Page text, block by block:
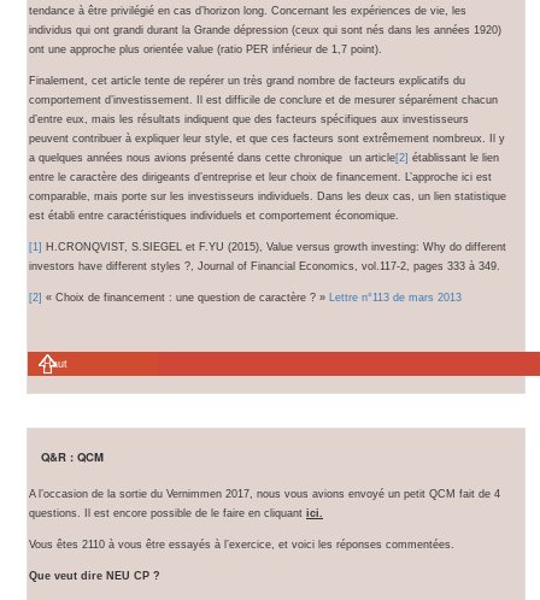
tendance à être privilégié en cas d’horizon long. Concernant les expériences de vie, les
individus qui ont grandi durant la Grande dépression (ceux qui sont nés dans les années 1920)
ont une approche plus orientée value (ratio PER inférieur de 1,7 point).
Finalement, cet article tente de repérer un très grand nombre de facteurs explicatifs du
comportement d’investissement. Il est difficile de conclure et de mesurer séparément chacun
d’entre eux, mais les résultats indiquent que des facteurs spécifiques aux investisseurs
peuvent contribuer à expliquer leur style, et que ces facteurs sont extrêmement nombreux. Il y
a quelques années nous avions présenté dans cette chronique un article[2] établissant le lien
entre le caractère des dirigeants d’entreprise et leur choix de financement. L’approche ici est
comparable, mais porte sur les investisseurs individuels. Dans les deux cas, un lien statistique
est établi entre caractéristiques individuels et comportement économique.
[1] H.CRONQVIST, S.SIEGEL et F.YU (2015), Value versus growth investing: Why do different
investors have different styles ?, Journal of Financial Economics, vol.117-2, pages 333 à 349.
[2] « Choix de financement : une question de caractère ? » Lettre n°113 de mars 2013
Haut
Q&R : QCM
A l’occasion de la sortie du Vernimmen 2017, nous vous avions envoyé un petit QCM fait de 4
questions. Il est encore possible de le faire en cliquant ici.
Vous êtes 2110 à vous être essayés à l’exercice, et voici les réponses commentées.
Que veut dire NEU CP ?